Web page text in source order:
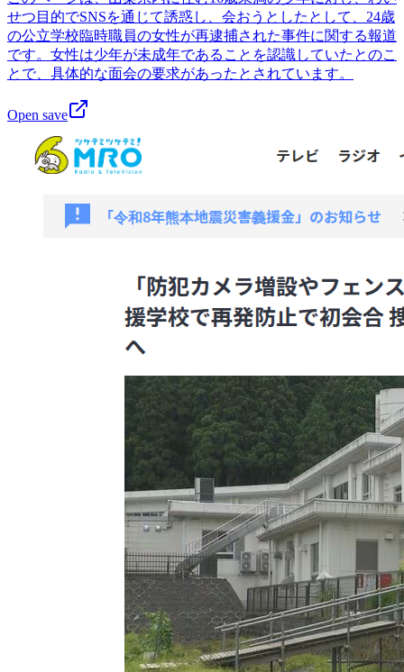
せつ目的でSNSを通じて誘惑し、会おうとしたとして、24歳
の公立学校臨時職員の女性が再逮捕された事件に関する報道
です。女性は少年が未成年であることを認識していたとのこ
とで、具体的な面会の要求があったとされています。
Open save